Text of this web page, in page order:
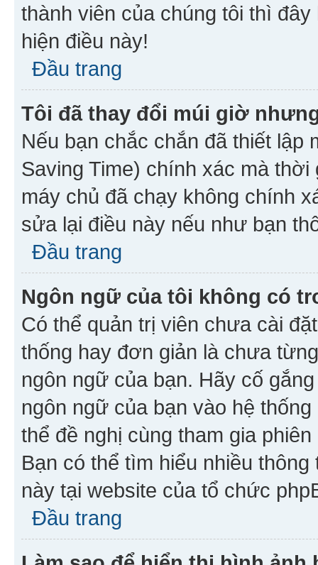
thành viên của chúng tôi thì
hiện điều này!
Đầu trang
Tôi đã thay đổi múi giờ
Nếu bạn chắc chắn đã thiết lập
Saving Time) chính xác mà
máy chủ đã chạy không chính
sửa lại điều này nếu như bạn
Đầu trang
Ngôn ngữ của tôi không có
Có thể quản trị viên chưa cài
thống hay đơn giản là chưa
ngôn ngữ của bạn. Hãy cố
ngôn ngữ của bạn vào hệ
thể đề nghị cùng tham gia
Bạn có thể tìm hiểu nhiều
này tại website của tổ chức
Đầu trang